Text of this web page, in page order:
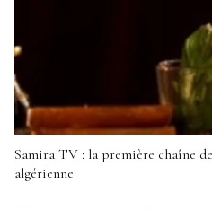
Samira TV : la première chaîne
algérienne